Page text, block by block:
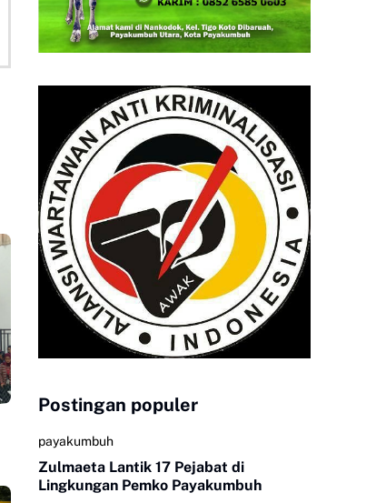
Postingan populer
payakumbuh
Zulmaeta Lantik 17 Pejabat di
Lingkungan Pemko Payakumbuh